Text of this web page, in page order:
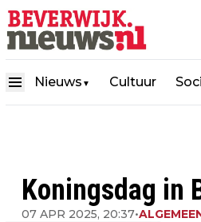
Nieuws ▼ Cultuur
Koningsdag in
07 APR 2025, 20:37•